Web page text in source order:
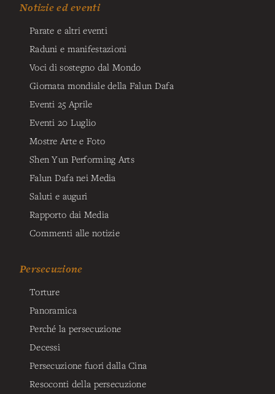
Notizie ed eventi
Parate e altri eventi
Raduni e manifestazioni
Voci di sostegno dal Mondo
Giornata mondiale della Falun Dafa
Eventi 25 Aprile
Eventi 20 Luglio
Mostre Arte e Foto
Shen Yun Performing Arts
Falun Dafa nei Media
Saluti e auguri
Rapporto dai Media
Commenti alle notizie
Persecuzione
Torture
Panoramica
Perché la persecuzione
Decessi
Persecuzione fuori dalla Cina
Resoconti della persecuzione